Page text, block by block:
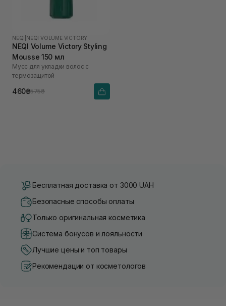
NEQI NEQI VOLUME VICTORY
NEQI Volume Victory Styling
Mousse 150 мл
Мусс для укладки волос с
термозащитой
460₴575₴
Бесплатная доставка от 3000 UAH
Безопасные способы оплаты
Только оригинальная косметика
Система бонусов и лояльности
Лучшие цены и топ товары
Рекомендации от косметологов